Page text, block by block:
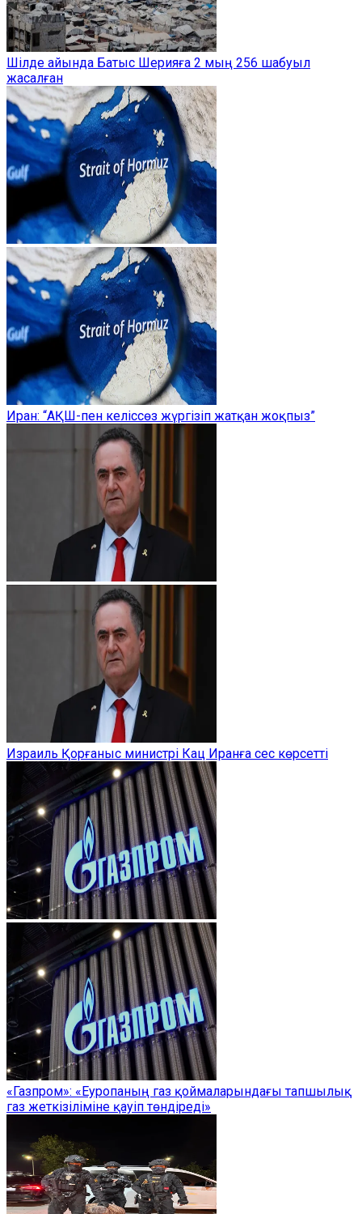
Шілде айында Батыс Шерияға 2 мың 256 шабуыл
жасалған
Иран: “АҚШ-пен келіссөз жүргізіп жатқан жоқпыз”
Израиль Қорғаныс министрі Кац Иранға сес көрсетті
«Газпром»: «Еуропаның газ қоймаларындағы тапшылық
газ жеткізіліміне қауіп төндіреді»